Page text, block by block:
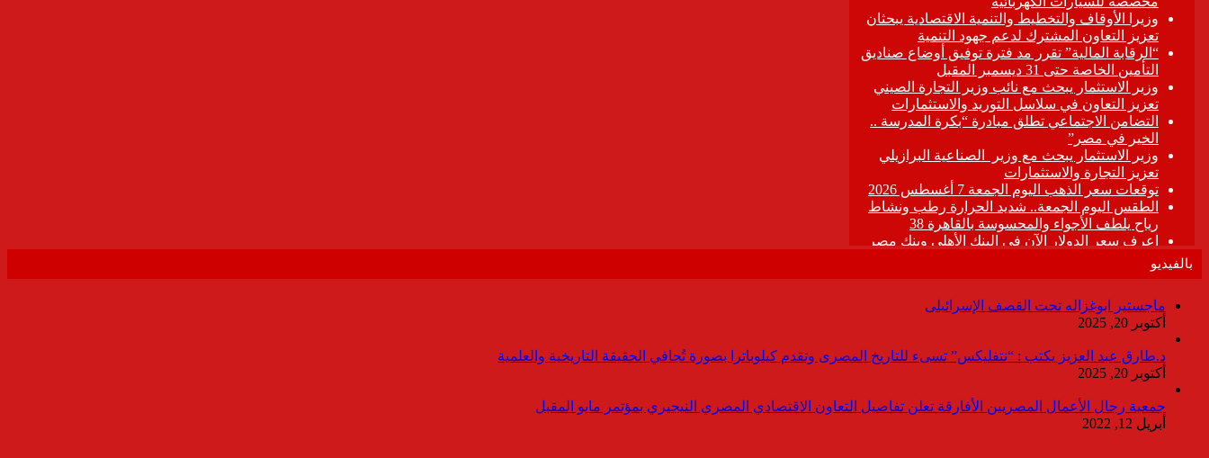
بالفيديو
ماجستير ابوغزاله تحت القصف الإسرائيلى
أكتوبر 20, 2025
د.طارق عبد العزيز يكتب : “نتفليكس” تسىء للتاريخ المصرى وتقدم كيلوباترا بصورة تُجافي الحقيقة التاريخية والعلمية
أكتوبر 20, 2025
جمعية رجال الأعمال المصريين الأفارقة تعلن تفاصيل التعاون الاقتصادي المصري النيجيري بمؤتمر مايو المقبل
أبريل 12, 2022